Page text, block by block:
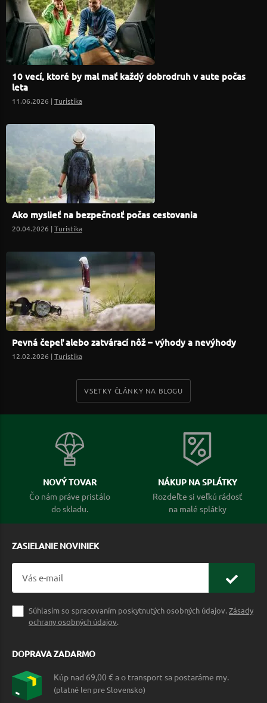
10 vecí, ktoré by mal mať každý dobrodruh v aute počas
leta
11.06.2026 |Turistika
Ako myslieť na bezpečnosť počas cestovania
20.04.2026 |Turistika
Pevná čepeľ alebo zatvárací nôž – výhody a nevýhody
12.02.2026 |Turistika
VSETKY ČLÁNKY NA BLOGU
NOVÝ TOVAR
Čo nám práve pristálo
do skladu.
NÁKUP NA SPLÁTKY
Rozdeľte si veľkú rádosť
na malé splátky
ZASIELANIE NOVINIEK
Súhlasím so spracovaním poskytnutých osobných údajov.Zásady
ochrany osobných údajov.
DOPRAVA ZADARMO
Kúp nad 69,00 € a o transport sa postaráme my.
(platné len pre Slovensko)